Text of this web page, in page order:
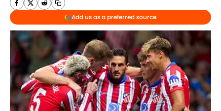
Add us as a preferred source